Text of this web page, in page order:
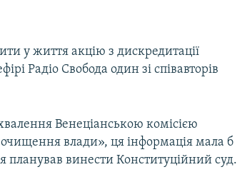
у життя акцію з дискредитації
Радіо Свобода один зі співавторів
Венеціанською комісією
влади», ця інформація мала б
планував винести Конституційний суд.